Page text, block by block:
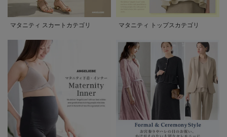
マタニティ スカートカテゴリ マタニティ トップスカテゴリ